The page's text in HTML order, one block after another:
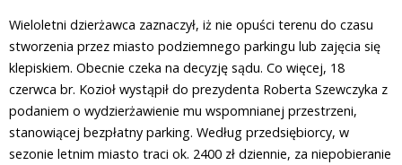
Wieloletni dzierżawca zaznaczył, iż nie opuści terenu do czasu
stworzenia przez miasto podziemnego parkingu lub zajęcia się
klepiskiem. Obecnie czeka na decyzję sądu. Co więcej, 18
czerwca br. Kozioł wystąpił do prezydenta Roberta Szewczyka z
podaniem o wydzierżawienie mu wspomnianej przestrzeni,
stanowiącej bezpłatny parking. Według przedsiębiorcy, w
sezonie letnim miasto traci ok. 2400 zł dziennie, za niepobieranie